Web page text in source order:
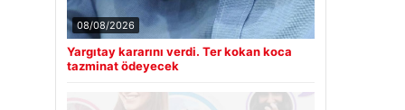
08/08/2026
Yargıtay kararını verdi. Ter kokan koca
tazminat ödeyecek